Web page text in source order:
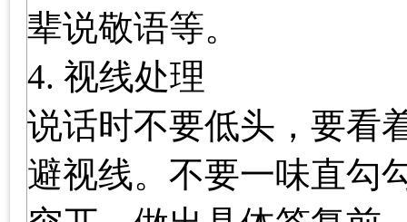
辈说敬语等。
4. 视线处理
说话时不要低头，要看
避视线。不要一味直勾